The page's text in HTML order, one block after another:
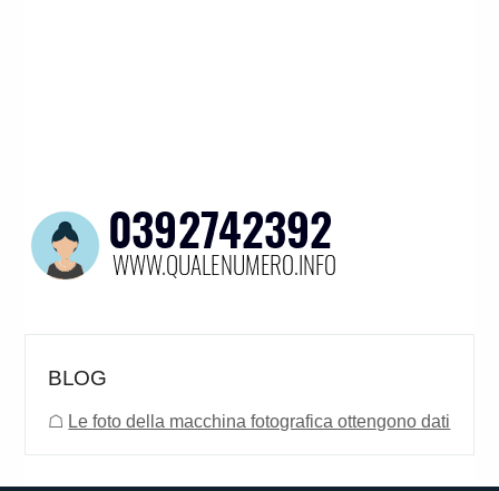
BLOG
☖ Le foto della macchina fotografica ottengono dati